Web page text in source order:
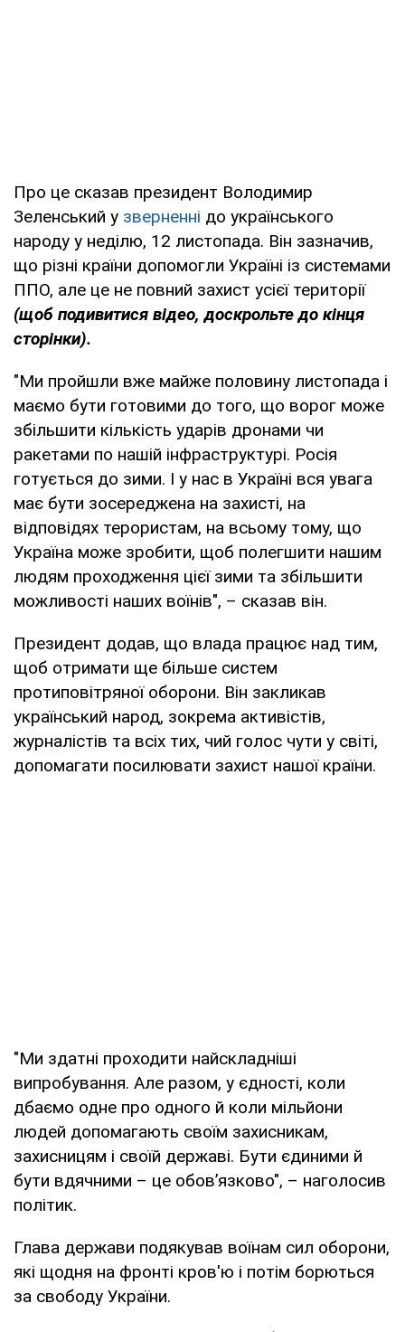
Про це сказав президент Володимир
Зеленський у зверненні до українського
народу у неділю, 12 листопада. Він зазначив,
що різні країни допомогли Україні із системами
ППО, але це не повний захист усієї території
(щоб подивитися відео, доскрольте до кінця
сторінки).
"Ми пройшли вже майже половину листопада і
маємо бути готовими до того, що ворог може
збільшити кількість ударів дронами чи
ракетами по нашій інфраструктурі. Росія
готується до зими. І у нас в Україні вся увага
має бути зосереджена на захисті, на
відповідях терористам, на всьому тому, що
Україна може зробити, щоб полегшити нашим
людям проходження цієї зими та збільшити
можливості наших воїнів", – сказав він.
Президент додав, що влада працює над тим,
щоб отримати ще більше систем
протиповітряної оборони. Він закликав
український народ, зокрема активістів,
журналістів та всіх тих, чий голос чути у світі,
допомагати посилювати захист нашої країни.
"Ми здатні проходити найскладніші
випробування. Але разом, у єдності, коли
дбаємо одне про одного й коли мільйони
людей допомагають своїм захисникам,
захисницям і своїй державі. Бути єдиними й
бути вдячними – це обовʼязково", – наголосив
політик.
Глава держави подякував воїнам сил оборони,
які щодня на фронті кров'ю і потім борються
за свободу України.